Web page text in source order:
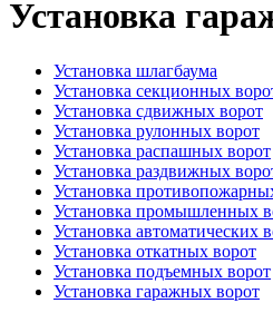
Установка
Установка шлагбаума
Установка секционных
Установка сдвижных ворот
Установка рулонных ворот
Установка распашных ворот
Установка раздвижных
Установка
Установка промышленных
Установка автоматических
Установка откатных ворот
Установка подъемных ворот
Установка гаражных ворот